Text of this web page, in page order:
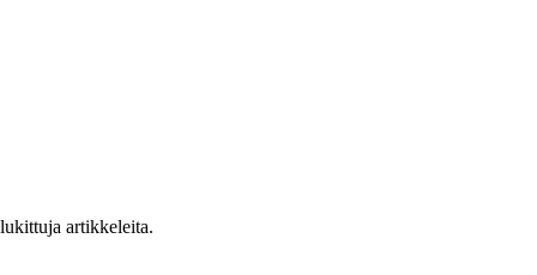
artikkeleita.